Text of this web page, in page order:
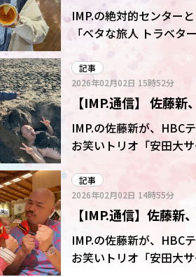
イ」的中劇に注目
IMP.の絶対的センター
「ベタな旅人 トラベター」に出
び“へそまち”こと富良
回体験した「でっかい
ラクターを全開にさせた。 最初に向かったのは地元のお土産やグルメが集まる商業施
ラノマルシェ」。テイ
ー!美味そう!カフェラテ
と瞳を輝かせた。 大好きなカフェラテでほっと一息ついたところで、今回は“ベタ”なグルメ
だけでなく“レア”なグ
品の中から売り上げ1位
佐藤は迷うことなく「
「白い恋人」をチョイ
記事
2026年02月02日 15時52分
【IMP.通信】 佐藤
を崩して叱られる
IMP.の佐藤新が、HBC
お笑いトリオ「安田大
り広げ、その絶妙なコ
ら】 今回の旅で2人は釧路へ。今回の旅で2人は、まず釧路へ。漁師町ならではの魚介を使用
した醤油ベースの「釧
シがあるラーメンを頬
とは思えないくらいコ
その後、世界自然遺産
姿を目の当たりにするなど、道東の
記事
2026年02月02日 14時55分
【IMP.通信】佐藤
しさに感動し網走監
IMP.の佐藤新が、HBC
お笑いトリオ「安田大